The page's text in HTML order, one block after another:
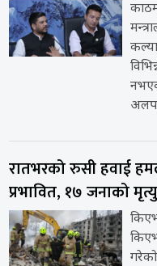
रातभरको रुसी हवाई
प्रभावित, १७ जनाको मृत्यु
गरेको